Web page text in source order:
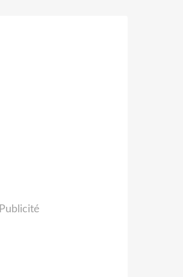
Publicité